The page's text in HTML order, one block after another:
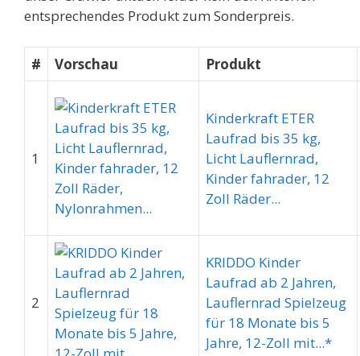
entsprechendes Produkt zum Sonderpreis.
# Vorschau Produkt
1
Kinderkraft ETER
Laufrad bis 35 kg,
Licht Lauflernrad,
Kinder fahrader, 12
Zoll Räder...
2
KRIDDO Kinder
Laufrad ab 2 Jahren,
Lauflernrad Spielzeug
für 18 Monate bis 5
Jahre, 12-Zoll mit...*